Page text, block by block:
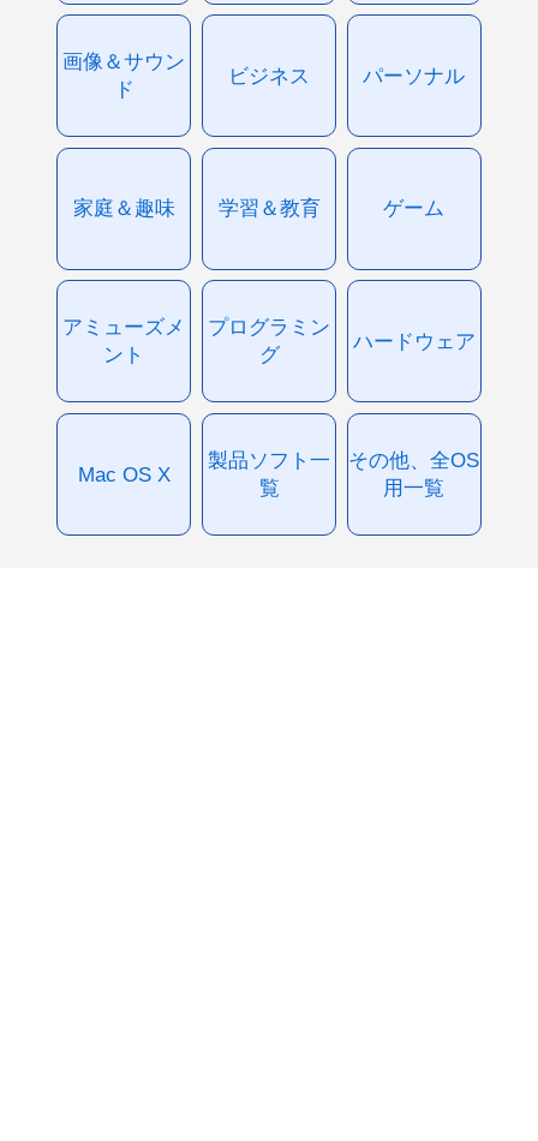
画像＆サウン
ド
ビジネス パーソナル
家庭＆趣味 学習＆教育 ゲーム
アミューズメ
ント
プログラミン
グ
ハードウェア
Mac OS X
製品ソフト一
覧
その他、全OS
用一覧